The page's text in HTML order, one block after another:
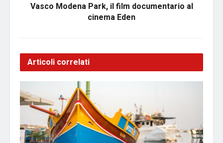
Vasco Modena Park, il film documentario al
cinema Eden
Articoli correlati